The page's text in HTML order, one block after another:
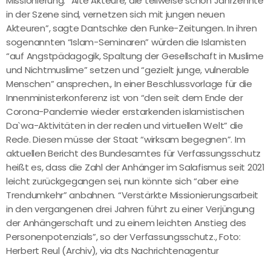
in der Szene sind, vernetzen sich mit jungen neuen
Akteuren”, sagte Dantschke den Funke-Zeitungen. In ihren
sogenannten “Islam-Seminaren” würden die Islamisten
“auf Angstpädagogik, Spaltung der Gesellschaft in Muslime
und Nichtmuslime” setzen und “gezielt junge, vulnerable
Menschen” ansprechen., In einer Beschlussvorlage für die
Innenministerkonferenz ist von “den seit dem Ende der
Corona-Pandemie wieder erstarkenden islamistischen
Da`wa-Aktivitäten in der realen und virtuellen Welt” die
Rede. Diesen müsse der Staat “wirksam begegnen”. Im
aktuellen Bericht des Bundesamtes für Verfassungsschutz
heißt es, dass die Zahl der Anhänger im Salafismus seit 2021
leicht zurückgegangen sei, nun könnte sich “aber eine
Trendumkehr” anbahnen. “Verstärkte Missionierungsarbeit
in den vergangenen drei Jahren führt zu einer Verjüngung
der Anhängerschaft und zu einem leichten Anstieg des
Personenpotenzials”, so der Verfassungsschutz., Foto:
Herbert Reul (Archiv), via dts Nachrichtenagentur